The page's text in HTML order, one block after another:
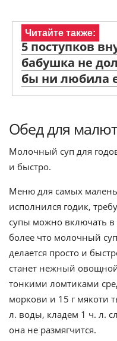
Читайте также:
5 поступков
бабушка не
бы ни любила
Обед для
Молочный суп для
и быстро.
Меню для самых
исполнился годик,
супы можно включать в
более что молочный
делается просто и
станет нежный
тонкими ломтиками
моркови и 15 г мякоти
л. воды, кладем 1 ч. л.
она не размягчится.